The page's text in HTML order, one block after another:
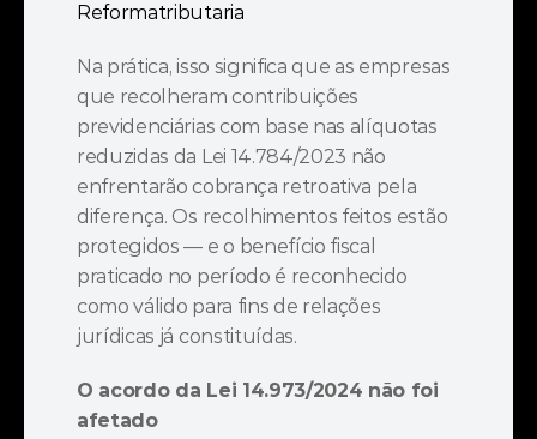
Reformatributaria
Na prática, isso significa que as empresas
que recolheram contribuições
previdenciárias com base nas alíquotas
reduzidas da Lei 14.784/2023 não
enfrentarão cobrança retroativa pela
diferença. Os recolhimentos feitos estão
protegidos — e o benefício fiscal
praticado no período é reconhecido
como válido para fins de relações
jurídicas já constituídas.
O acordo da Lei 14.973/2024 não foi
afetado